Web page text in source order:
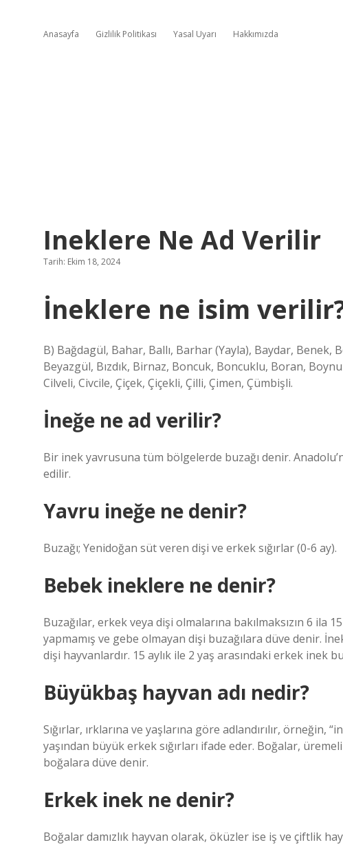
Anasayfa Gizlilik Politikası Yasal Uyarı Hakkımızda
Ineklere Ne Ad Verilir
Tarih: Ekim 18, 2024
İneklere ne isim
B) Bağdagül, Bahar, Ballı, Barhar (Yayla), Baydar, Benek,
Beyazgül, Bızdık, Birnaz, Boncuk, Boncuklu, Boran,
Cilveli, Civcile, Çiçek, Çiçekli, Çilli, Çimen, Çümbişli.
İneğe ne ad verilir?
Bir inek yavrusuna tüm bölgelerde buzağı denir.
edilir.
Yavru ineğe ne denir?
Buzağı; Yenidoğan süt veren dişi ve erkek sığırlar (0-6 ay).
Bebek ineklere ne denir?
Buzağılar, erkek veya dişi olmalarına bakılmaksızın 6 ila
yapmamış ve gebe olmayan dişi buzağılara düve denir.
dişi hayvanlardır. 15 aylık ile 2 yaş arasındaki erkek inek
Büyükbaş hayvan adı nedir?
Sığırlar, ırklarına ve yaşlarına göre adlandırılır, örneğin,
yaşından büyük erkek sığırları ifade eder. Boğalar,
boğalara düve denir.
Erkek inek ne denir?
Boğalar damızlık hayvan olarak, öküzler ise iş ve çiftlik